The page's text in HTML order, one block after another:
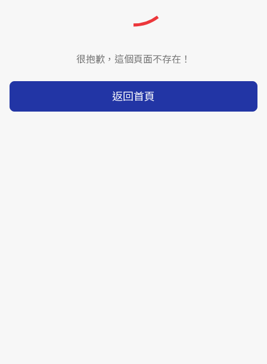
很抱歉，這個頁面不存在！
返回首頁